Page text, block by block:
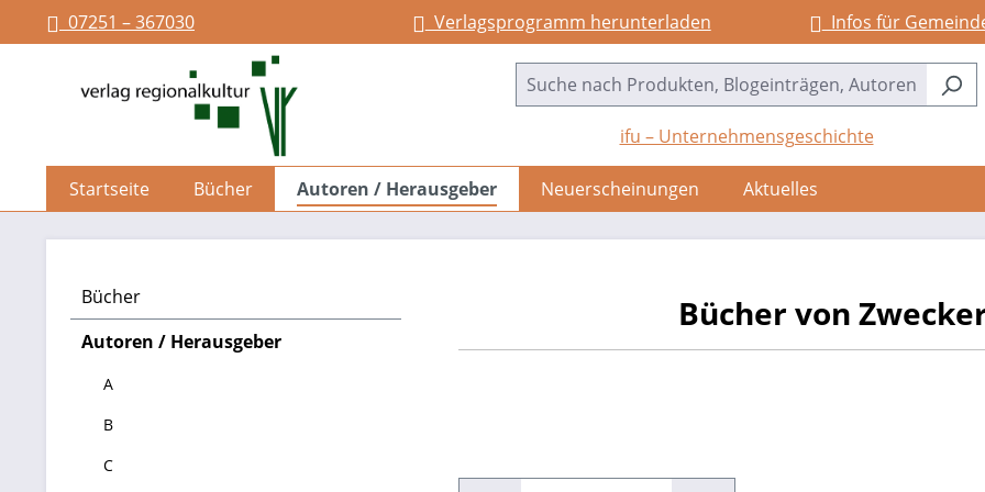
Zur Hauptnavigation springen
07251 – 367030 Verlagsprogramm herunterladen Infos für
ifu – Unternehmensgeschichte
Startseite Bücher Autoren / Herausgeber Neuerscheinungen Aktuelles
Bücher
Autoren / Herausgeber
A
B
C
Bücher von